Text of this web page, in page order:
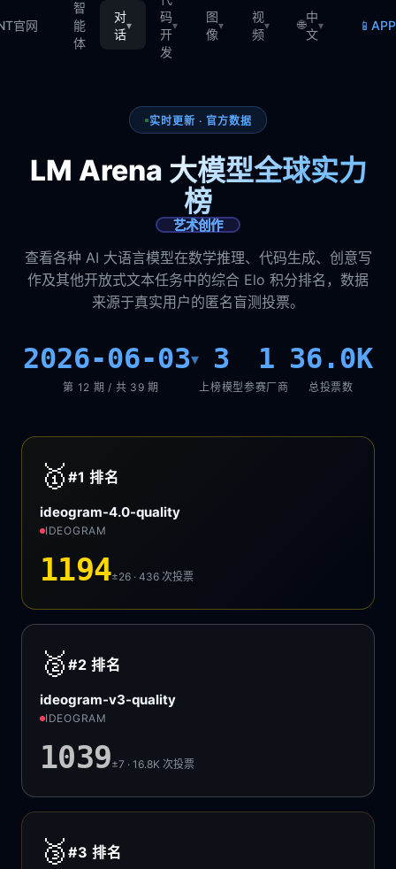
官网
智
能
体
对
话
▾
码
开
发
▾
图
像
▾
视
频
▾ 🌐
中
文
▾ 📱
实时更新 · 官方数据
LM Arena 大模型全球实力
榜
艺术创作
查看各种 AI 大语言模型在数学推理、代码生成、创意写
作及其他开放式文本任务中的综合 Elo 积分排名，数据
来源于真实用户的匿名盲测投票。
2026-06-03▾
第 12 期 / 共 39 期
3
上榜模型
1
参赛厂商
36.0K
总投票数
🥇 #1排名
ideogram-4.0-quality
IDEOGRAM
1194±26 · 436次投票
🥈 #2排名
ideogram-v3-quality
IDEOGRAM
1039±7 · 16.8K次投票
🥉 #3排名